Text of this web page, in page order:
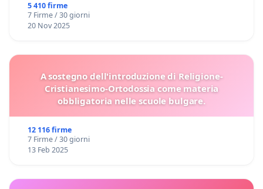
5 410 firme
7 Firme / 30 giorni
20 Nov 2025
A sostegno dell'introduzione di Religione-
Cristianesimo-Ortodossia come materia
obbligatoria nelle scuole bulgare.
12 116 firme
7 Firme / 30 giorni
13 Feb 2025